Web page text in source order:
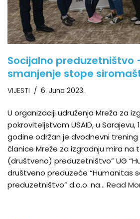
Socijalno preduzetništvo
smanjenje stope
VIJESTI 6. Juna 2023.
U organizaciji udruženja Mreža za
pokroviteljstvom USAID, u Sarajevu,
godine održan je dvodnevni
članice Mreže za izgradnju mira na
(društveno) preduzetništvo” UG
društveno preduzeće “Humanitas
preduzetništvo” d.o.o. na… Read